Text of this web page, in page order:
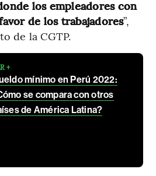
los empleadores con
de los trabajadores”,
de la CGTP.
+
mínimo en Perú 2022:
se compara con otros
de América Latina?